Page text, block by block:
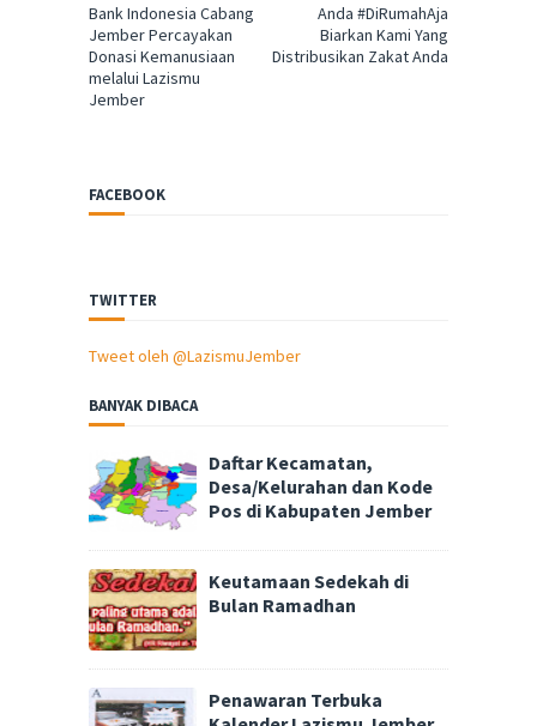
Anda #DiRumahAja
Biarkan Kami Yang
Distribusikan Zakat Anda
Bank Indonesia Cabang
Jember Percayakan
Donasi Kemanusiaan
melalui Lazismu
Jember
FACEBOOK
TWITTER
Tweet oleh @LazismuJember
BANYAK DIBACA
Daftar Kecamatan,
Desa/Kelurahan dan Kode
Pos di Kabupaten Jember
Keutamaan Sedekah di
Bulan Ramadhan
Penawaran Terbuka